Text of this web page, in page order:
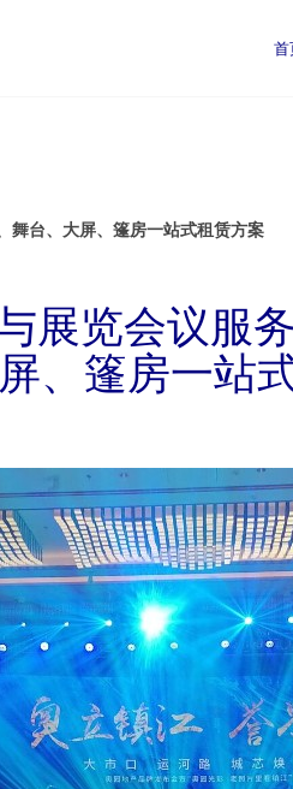
首
舞台、大屏、篷房一站式租赁方案
展览会议服务
、篷房一站